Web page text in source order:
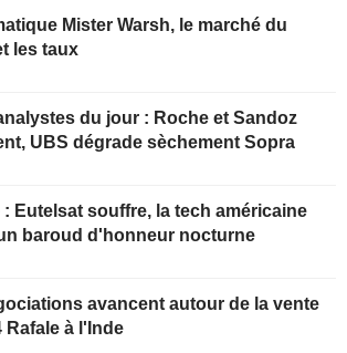
Mister Warsh, le marché du
les taux
du jour : Roche et Sandoz
UBS dégrade sèchement Sopra
: Eutelsat souffre, la tech américaine
baroud d'honneur nocturne
avancent autour de la vente
Rafale à l'Inde